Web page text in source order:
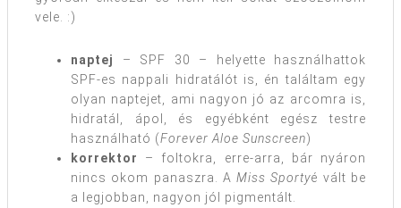
vele. :)
naptej
– SPF 30 – helyette használhattok
SPF-es nappali hidratálót is, én találtam egy
olyan naptejet, ami nagyon jó az arcomra is,
hidratál, ápol, és egyébként egész testre
használható (Forever Aloe Sunscreen)
korrektor
– foltokra, erre-arra, bár nyáron
nincs okom panaszra. AMiss Sportyé vált be
a legjobban, nagyon jól pigmentált.